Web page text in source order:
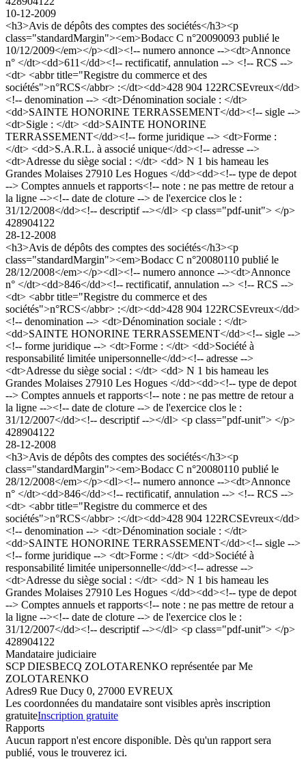
10-12-2009
<h3>Avis de dépôts des comptes des sociétés</h3><p
class="standardMargin"><em>Bodacc C n°20090093 publié le
10/12/2009</em></p><dl><!-- numero annonce --><dt>Annonce
n° </dt><dd>611</dd><!-- rectificatif, annulation --> <!-- RCS -->
<dt> <abbr title="Registre du commerce et des
sociétés">n°RCS</abbr> :</dt><dd>428 904 122RCSEvreux</dd>
<!-- denomination --> <dt>Dénomination sociale : </dt>
<dd>SAINTE HONORINE TERRASSEMENT</dd><!-- sigle -->
<dt>Sigle : </dt> <dd>SAINTE HONORINE
TERRASSEMENT</dd><!-- forme juridique --> <dt>Forme :
</dt> <dd>S.A.R.L. à associé unique</dd><!-- adresse -->
<dt>Adresse du siège social : </dt> <dd> N 1 bis hameau les
Grandes Molaises 27910 Les Hogues </dd><dd><!-- type de depot
--> Comptes annuels et rapports<!-- note : ne pas mettre de retour a
la ligne --><!-- date de cloture --> de l'exercice clos le :
31/12/2008</dd><!-- descriptif --></dl> <p class="pdf-unit"> </p>
428904122
28-12-2008
<h3>Avis de dépôts des comptes des sociétés</h3><p
class="standardMargin"><em>Bodacc C n°20080110 publié le
28/12/2008</em></p><dl><!-- numero annonce --><dt>Annonce
n° </dt><dd>846</dd><!-- rectificatif, annulation --> <!-- RCS -->
<dt> <abbr title="Registre du commerce et des
sociétés">n°RCS</abbr> :</dt><dd>428 904 122RCSEvreux</dd>
<!-- denomination --> <dt>Dénomination sociale : </dt>
<dd>SAINTE HONORINE TERRASSEMENT</dd><!-- sigle -->
<!-- forme juridique --> <dt>Forme : </dt> <dd>Société à
responsabilité limitée unipersonnelle</dd><!-- adresse -->
<dt>Adresse du siège social : </dt> <dd> N 1 bis hameau les
Grandes Molaises 27910 Les Hogues </dd><dd><!-- type de depot
--> Comptes annuels et rapports<!-- note : ne pas mettre de retour a
la ligne --><!-- date de cloture --> de l'exercice clos le :
31/12/2007</dd><!-- descriptif --></dl> <p class="pdf-unit"> </p>
428904122
28-12-2008
<h3>Avis de dépôts des comptes des sociétés</h3><p
class="standardMargin"><em>Bodacc C n°20080110 publié le
28/12/2008</em></p><dl><!-- numero annonce --><dt>Annonce
n° </dt><dd>846</dd><!-- rectificatif, annulation --> <!-- RCS -->
<dt> <abbr title="Registre du commerce et des
sociétés">n°RCS</abbr> :</dt><dd>428 904 122RCSEvreux</dd>
<!-- denomination --> <dt>Dénomination sociale : </dt>
<dd>SAINTE HONORINE TERRASSEMENT</dd><!-- sigle -->
<!-- forme juridique --> <dt>Forme : </dt> <dd>Société à
responsabilité limitée unipersonnelle</dd><!-- adresse -->
<dt>Adresse du siège social : </dt> <dd> N 1 bis hameau les
Grandes Molaises 27910 Les Hogues </dd><dd><!-- type de depot
--> Comptes annuels et rapports<!-- note : ne pas mettre de retour a
la ligne --><!-- date de cloture --> de l'exercice clos le :
31/12/2007</dd><!-- descriptif --></dl> <p class="pdf-unit"> </p>
428904122
Mandataire judiciaire
SCP DIESBECQ ZOLOTARENKO représentée par Me
ZOLOTARENKO
Adres9 Rue Ducy 0, 27000 EVREUX
Les coordonnées du mandataire sont visibles après inscription
gratuiteInscription gratuite
Rapports
Aucun rapport n'est encore disponible. Dès qu'un rapport sera
publié, vous le trouverez ici.